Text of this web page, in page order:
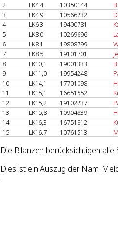
2
LK4,4 10350144
3
LK4,9 10566232
4
LK6,3 19400781
5
LK8,0 10269696
6
LK8,1 19808799
7
LK8,5 19101701
8
LK10,1 19001333
9
LK11,0 19954248
10
LK14,1 17701098
11
LK15,1 16651552
12
LK15,2 19102237
13
LK15,8 10904839
14
LK16,3 16751812
15
LK16,7 10761513
Die Bilanzen berücksichtigen
Dies ist ein Auszug der Nam.
.